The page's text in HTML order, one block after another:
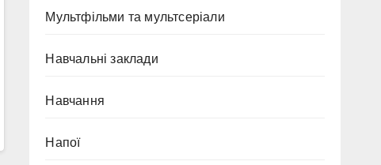
Мультфільми та мультсеріали
Навчальні заклади
Навчання
Напої